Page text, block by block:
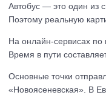
Автобус — это один из
Поэтому реальную
На онлайн-сервисах по
Время в пути
Основные точки
«Новоясеневская». В